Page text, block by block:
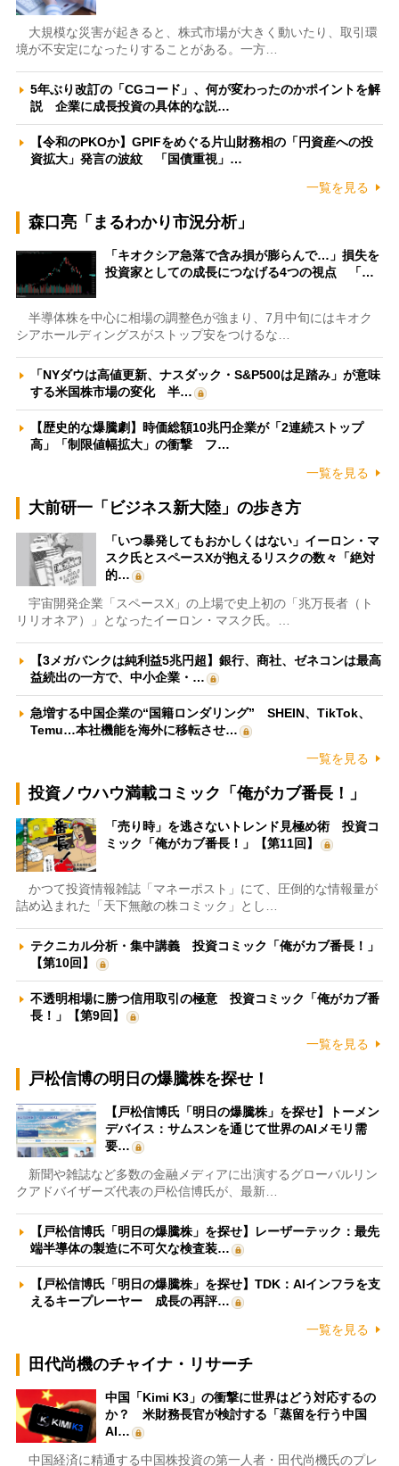
大規模な災害が起きると、株式市場が大きく動いたり、取引環
境が不安定になったりすることがある。一方…
5年ぶり改訂の「CGコード」、何が変わったのかポイントを解
説 企業に成長投資の具体的な説…
【令和のPKOか】GPIFをめぐる片山財務相の「円資産への投
資拡大」発言の波紋 「国債重視」…
一覧を見る
森口亮「まるわかり市況分析」
「キオクシア急落で含み損が膨らんで…」損失を
投資家としての成長につなげる4つの視点 「…
半導体株を中心に相場の調整色が強まり、7月中旬にはキオク
シアホールディングスがストップ安をつけるな…
「NYダウは高値更新、ナスダック・S&P500は足踏み」が意味
する米国株市場の変化 半…
【歴史的な爆騰劇】時価総額10兆円企業が「2連続ストップ
高」「制限値幅拡大」の衝撃 フ…
一覧を見る
大前研一「ビジネス新大陸」の歩き方
「いつ暴発してもおかしくはない」イーロン・マ
スク氏とスペースXが抱えるリスクの数々「絶対
的…
宇宙開発企業「スペースX」の上場で史上初の「兆万長者（ト
リリオネア）」となったイーロン・マスク氏。…
【3メガバンクは純利益5兆円超】銀行、商社、ゼネコンは最高
益続出の一方で、中小企業・…
急増する中国企業の“国籍ロンダリング” SHEIN、TikTok、
Temu…本社機能を海外に移転させ…
一覧を見る
投資ノウハウ満載コミック「俺がカブ番長！」
「売り時」を逃さないトレンド見極め術 投資コ
ミック「俺がカブ番長！」【第11回】
かつて投資情報雑誌「マネーポスト」にて、圧倒的な情報量が
詰め込まれた「天下無敵の株コミック」とし…
テクニカル分析・集中講義 投資コミック「俺がカブ番長！」
【第10回】
不透明相場に勝つ信用取引の極意 投資コミック「俺がカブ番
長！」【第9回】
一覧を見る
戸松信博の明日の爆騰株を探せ！
【戸松信博氏「明日の爆騰株」を探せ】トーメン
デバイス：サムスンを通じて世界のAIメモリ需
要…
新聞や雑誌など多数の金融メディアに出演するグローバルリン
クアドバイザーズ代表の戸松信博氏が、最新…
【戸松信博氏「明日の爆騰株」を探せ】レーザーテック：最先
端半導体の製造に不可欠な検査装…
【戸松信博氏「明日の爆騰株」を探せ】TDK：AIインフラを支
えるキープレーヤー 成長の再評…
一覧を見る
田代尚機のチャイナ・リサーチ
中国「Kimi K3」の衝撃に世界はどう対応するの
か？ 米財務長官が検討する「蒸留を行う中国
AI…
中国経済に精通する中国株投資の第一人者・田代尚機氏のプレ